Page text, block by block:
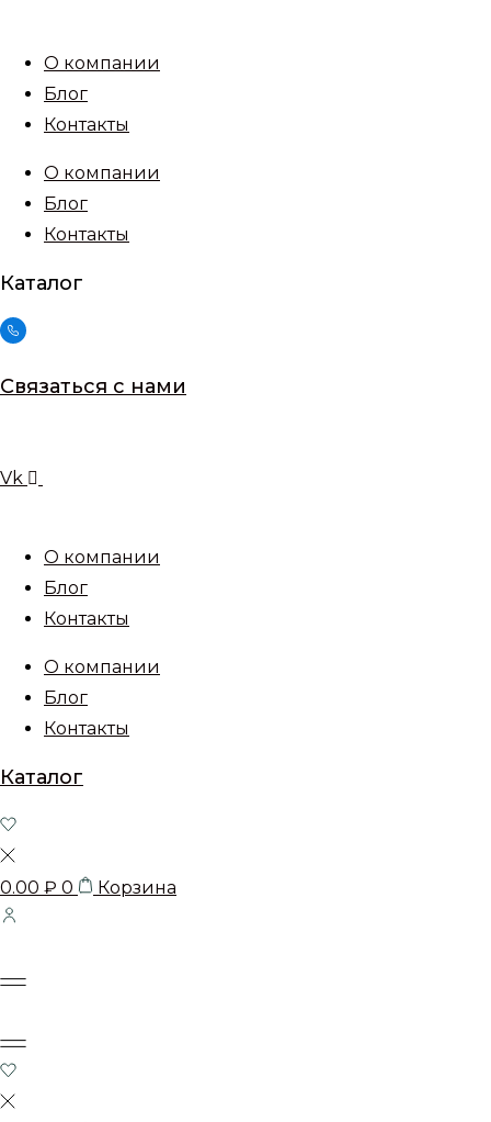
содержимому
О компании
Блог
Контакты
О компании
Блог
Контакты
Каталог
Связаться с нами
Vk
О компании
Блог
Контакты
О компании
Блог
Контакты
Каталог
0.00 ₽ 0 Корзина